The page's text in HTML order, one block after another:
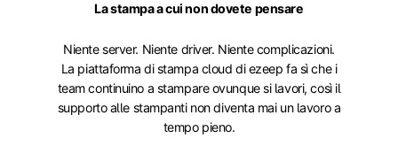
La stampa a cui non dovete pensare
Niente server. Niente driver. Niente complicazioni.
La piattaforma di stampa cloud di ezeep fa sì che i
team continuino a stampare ovunque si lavori, così il
supporto alle stampanti non diventa mai un lavoro a
tempo pieno.